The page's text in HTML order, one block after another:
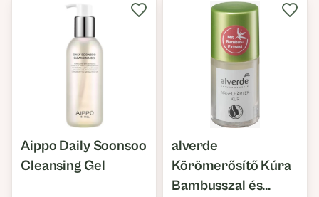
Aippo Daily Soonsoo
Cleansing Gel
alverde
Körömerősítő Kúra
Bambusszal és